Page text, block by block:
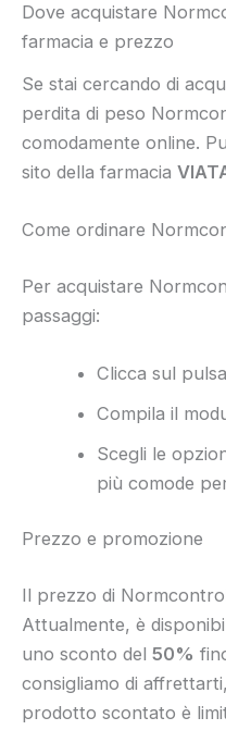
Dove acquistare
farmacia e prezzo
Se stai cercando di
perdita di peso
comodamente online.
sito della farmacia
Come ordinare
Per acquistare
passaggi:
Clicca sul
Compila il
Scegli le
più comode
Prezzo e promozione
Il prezzo di
Attualmente, è
uno sconto del 50%
consigliamo di
prodotto scontato è